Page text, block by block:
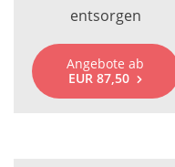
entsorgen
Angebote ab
EUR 87,50